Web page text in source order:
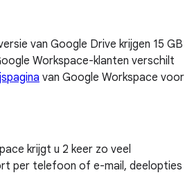
van Google Drive krijgen 15 GB
Workspace-klanten verschilt
van Google Workspace voor
krijgt u 2 keer zo veel
per telefoon of e-mail, deelopties